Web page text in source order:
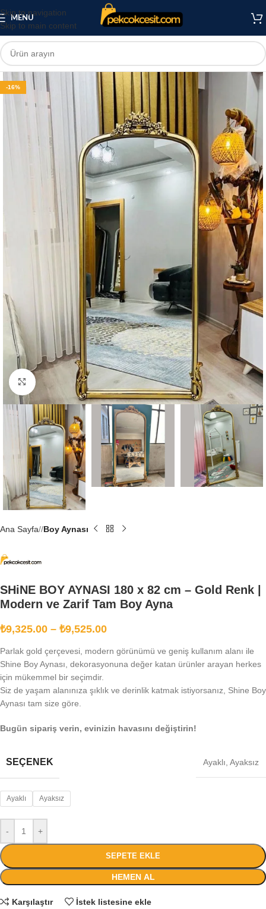
Skip to navigation
Skip to main content
MENU
-16%
Büyütmek için tıklayın
Ana Sayfa/ Boy Aynası
SHiNE BOY AYNASI 180 x 82 cm – Gold Renk |
Modern ve Zarif Tam Boy Ayna
₺9,325.00 – ₺9,525.00
Parlak gold çerçevesi, modern görünümü ve geniş kullanım alanı ile
Shine Boy Aynası, dekorasyonuna değer katan ürünler arayan herkes
için mükemmel bir seçimdir.
Siz de yaşam alanınıza şıklık ve derinlik katmak istiyorsanız, Shine Boy
Aynası tam size göre.
Bugün sipariş verin, evinizin havasını değiştirin!
SEÇENEK Ayaklı, Ayaksız
Ayaklı Ayaksız
- +
SEPETE EKLE
HEMEN AL
Karşılaştır İstek listesine ekle